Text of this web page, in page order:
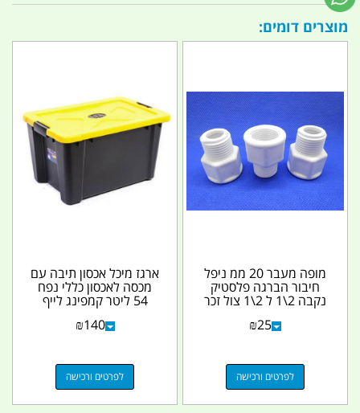
מוצרים דומים:
מופה מעבר 20 ממ ניפל
חיבור הברגה פלסטיק
נקבה 2\1 ל 2\1 צול זכר
משמש גם כמאריך...
₪25
לפרטים ורכישה
ארגז מיכל אכסון תיבה עם
מכסה לאכסון כללי נפח
54 ליטר קמפינג לייף
₪140
לפרטים ורכישה